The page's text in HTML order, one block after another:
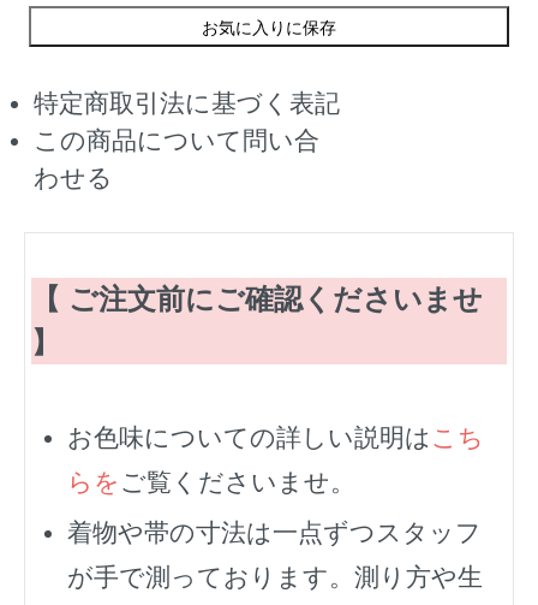
お気に入りに保存
特定商取引法に基づく表記
この商品について問い合
わせる
【 ご注文前にご確認くださいませ
】
お色味についての詳しい説明は こち
らを ご覧くださいませ。
着物や帯の寸法は一点ずつスタッフ
が手で測っております。測り方や生